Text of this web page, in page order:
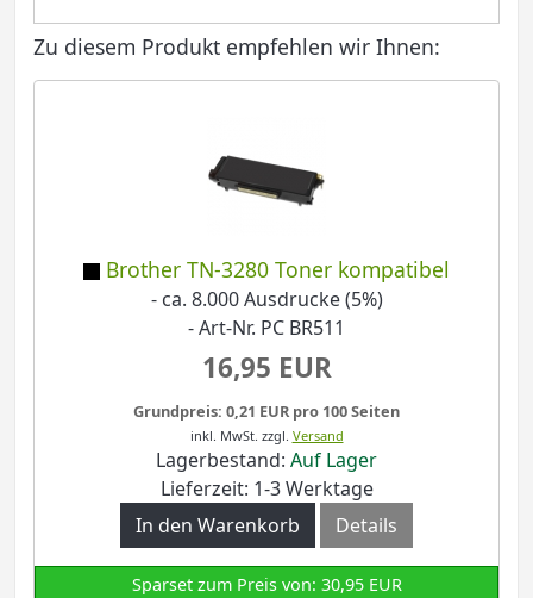
Zu diesem Produkt empfehlen wir Ihnen:
Brother TN-3280 Toner kompatibel
- ca. 8.000 Ausdrucke (5%)
- Art-Nr. PC BR511
16,95 EUR
Grundpreis: 0,21 EUR pro 100 Seiten
inkl. MwSt. zzgl. Versand
Lagerbestand: Auf Lager
Lieferzeit: 1-3 Werktage
In den Warenkorb
Details
Sparset zum Preis von: 30,95 EUR